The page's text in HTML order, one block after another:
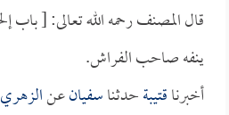
قال المصنف رحمه الله تعالى: [ باب
ينفه صاحب الفراش.
أخبرناقتيبةحدثناسفيانعنالزهري